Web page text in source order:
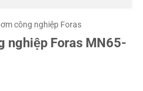
công nghiệp Foras
nghiệp Foras MN65-